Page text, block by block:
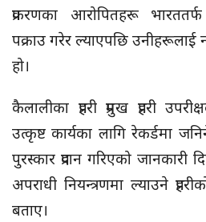
प्रकरणका आरोपितहरू
पक्राउ गरेर ल्याएपछि उनीहरूलाई
हो।
कैलालीका प्रहरी प्रमुख प्रहरी
उत्कृष्ट कार्यका लागि रेकर्डमा
पुरस्कार प्रदान गरिएको जानकारी
अपराधी नियन्त्रणमा ल्याउने
बताए।